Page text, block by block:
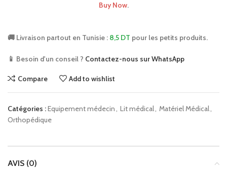
Buy Now.
🚚 Livraison partout en Tunisie : 8,5 DT pour les petits produits.
📱 Besoin d'un conseil ? Contactez-nous sur WhatsApp
Compare Add to wishlist
Catégories :Equipement médecin, Lit médical, Matériel Médical,
Orthopédique
AVIS (0)